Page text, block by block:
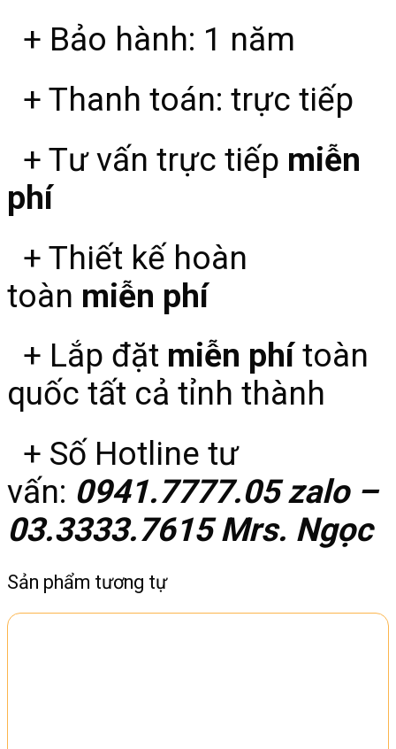
+ Bảo hành: 1 năm
+ Thanh toán: trực tiếp
+ Tư vấn trực tiếp miễn
phí
+ Thiết kế hoàn
toàn miễn phí
+ Lắp đặt miễn phítoàn
quốc tất cả tỉnh thành
+ Số Hotline tư
vấn: 0941.7777.05 zalo –
03.3333.7615 Mrs. Ngọc
Sản phẩm tương tự